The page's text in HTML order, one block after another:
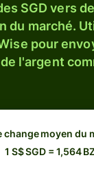
SGD vers
du marché.
pour
l'argent
change moyen du
1 S$ SGD = 1,564